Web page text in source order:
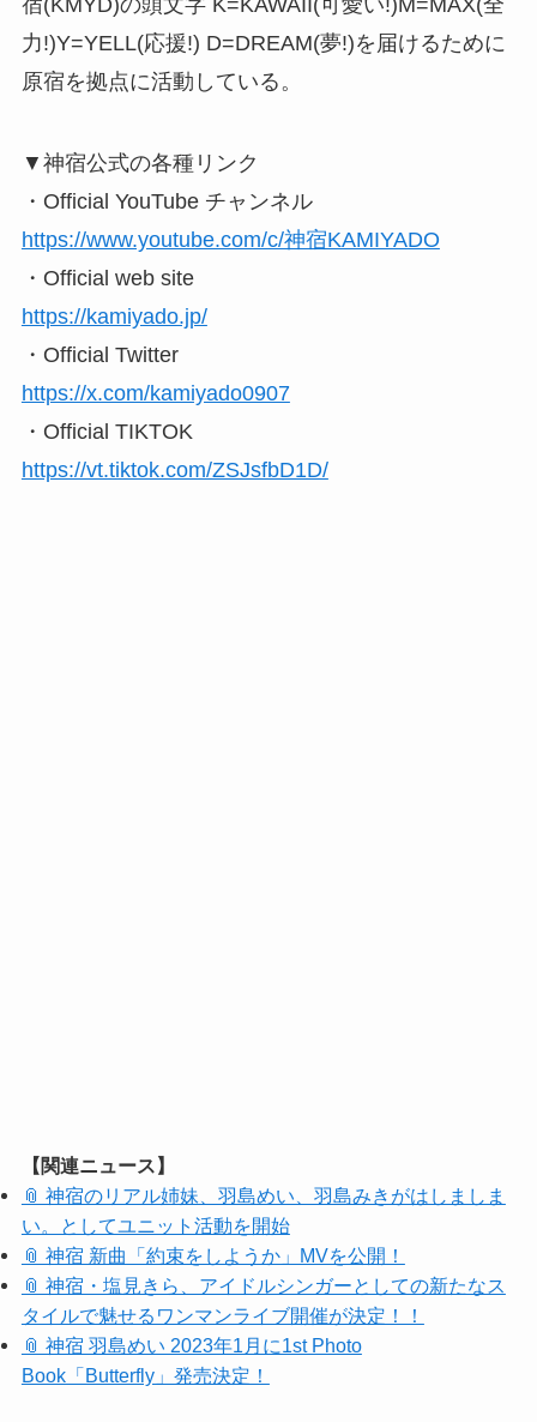
宿(KMYD)の頭文字 K=KAWAII(可愛い!)M=MAX(全
力!)Y=YELL(応援!) D=DREAM(夢!)を届けるために
原宿を拠点に活動している。
▼神宿公式の各種リンク
・Official YouTube チャンネル
https://www.youtube.com/c/神宿KAMIYADO
・Official web site
https://kamiyado.jp/
・Official Twitter
https://x.com/kamiyado0907
・Official TIKTOK
https://vt.tiktok.com/ZSJsfbD1D/
【関連ニュース】
📎 神宿のリアル姉妹、羽島めい、羽島みきがはしましま
い。としてユニット活動を開始
📎 神宿 新曲「約束をしようか」MVを公開！
📎 神宿・塩見きら、アイドルシンガーとしての新たなス
タイルで魅せるワンマンライブ開催が決定！！
📎 神宿 羽島めい 2023年1月に1st Photo
Book「Butterfly」発売決定！